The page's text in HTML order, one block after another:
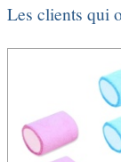
Les clients qui